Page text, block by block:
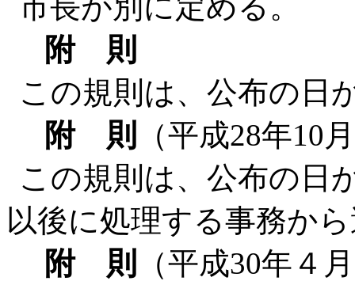
附 則
この規則は、公布の日
附 則
（平成28年10
この規則は、公布の日
以後に処理する事務か
附 則
（平成30年４